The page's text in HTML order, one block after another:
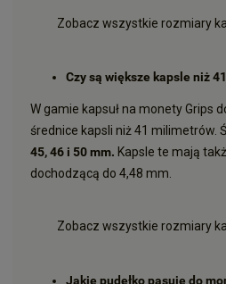
Zobacz wszystkie rozmiary
Czy są większe kapsle niż
W gamie kapsuł na monety Grips
średnice kapsli niż 41 milimetrów.
45, 46 i 50 mm. Kapsle te mają
dochodzącą do 4,48 mm.
Zobacz wszystkie rozmiary
Jakie pudełko pasuje do